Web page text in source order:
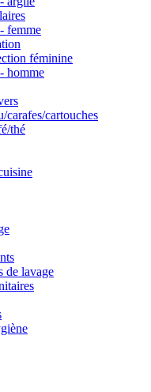
femme
féminine
homme
carafes/cartouches
thé
de lavage